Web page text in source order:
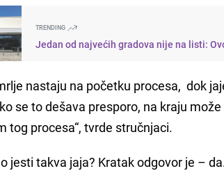
TRENDING
Jedan od najvećih gradova nije na listi:
nastaju na početku procesa, dok
se to dešava presporo, na kraju
tog procesa“, tvrde stručnjaci.
jesti takva jaja? Kratak odgovor je –